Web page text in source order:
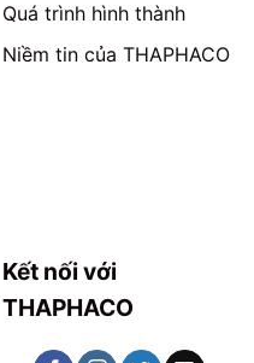
Quá trình hình thành
Niềm tin của THAPHACO
Kết nối với
THAPHACO